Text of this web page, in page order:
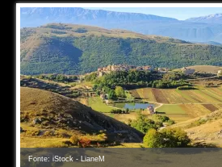
Fonte: iStock - LianeM